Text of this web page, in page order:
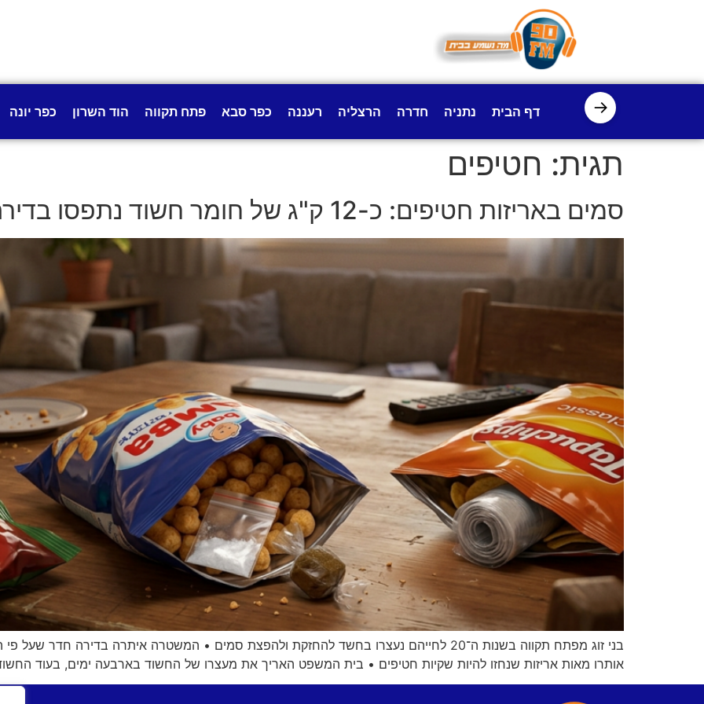
→ דף הבית נתניה חדרה הרצליה רעננה כפר סבא פתח תקווה הוד השרון כפר יונה
תגית: חטיפים
סמים באריזות חטיפים: כ-12 ק"ג של חומר חשוד נתפסו בדירה של בני זוג בפתח תקווה
בני זוג מפתח תקווה בשנות ה־20 לחייהם נעצרו בחשד להחזקת ולהפצת סמים • המשטרה איתרה
אותרו מאות אריזות שנחזו להיות שקיות חטיפים • בית המשפט האריך את מעצרו של החשוד בארבעה ימים, בעוד